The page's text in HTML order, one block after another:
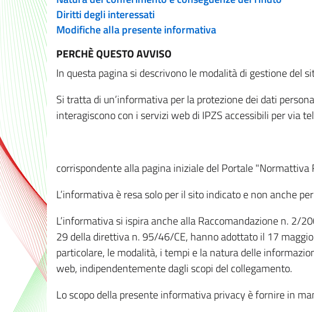
Diritti degli interessati
Modifiche alla presente informativa
PERCHÈ QUESTO AVVISO
In questa pagina si descrivono le modalità di gestione
Si tratta di un’informativa per la protezione dei dati
interagiscono con i servizi web di IPZS accessibili per via
corrispondente alla pagina iniziale del Portale
L’informativa è resa solo per il sito indicato e non anche
L’informativa si ispira anche alla Raccomandazione n. 2/
29 della direttiva n. 95/46/CE, hanno adottato il 17
particolare, le modalità, i tempi e la natura delle
web, indipendentemente dagli scopi del collegamento.
Lo scopo della presente informativa privacy è fornire in